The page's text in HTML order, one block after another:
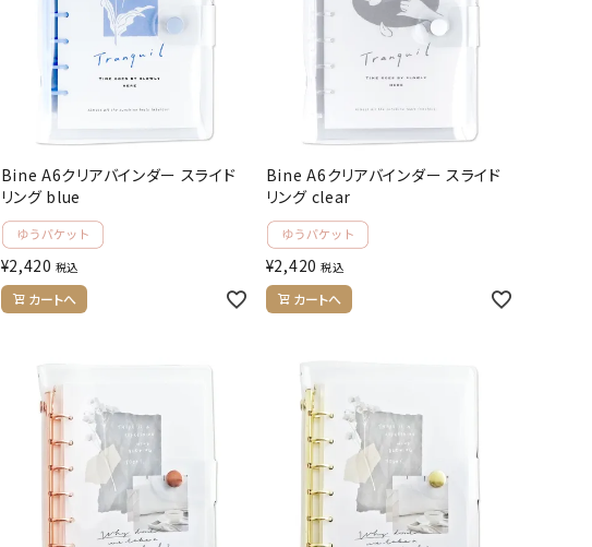
Bine A6クリアバインダー スライド
リング blue
¥2,420 税込
カートへ
Bine A6クリアバインダー スライド
リング clear
¥2,420 税込
カートへ